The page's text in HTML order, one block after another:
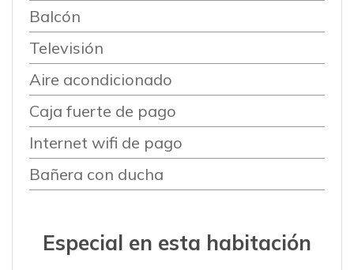
Balcón
Televisión
Aire acondicionado
Caja fuerte de pago
Internet wifi de pago
Bañera con ducha
Especial en esta habitación